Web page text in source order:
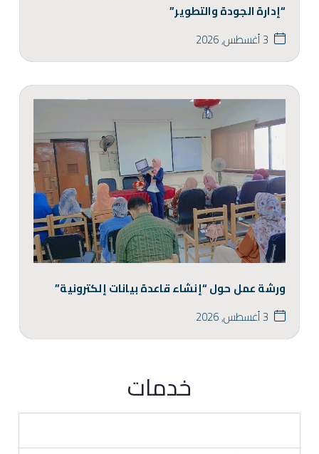
“إدارة الجودة والتطوير”
3 أغسطس, 2026
ورشة عمل حول “إنشاء قاعدة بيانات إلكترونية”
3 أغسطس, 2026
خدمات